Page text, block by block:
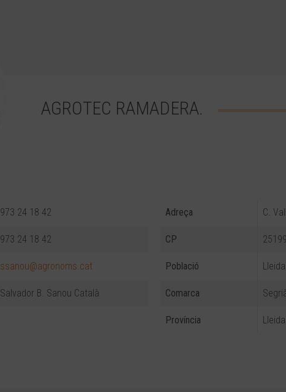
AGROTEC RAMADERA.
973 24 18 42
973 24 18 42
ssanou@agronoms.cat
Salvador B. Sanou Català
Adreça C.
CP 25199
Població Lleida
Comarca
Província Lleida